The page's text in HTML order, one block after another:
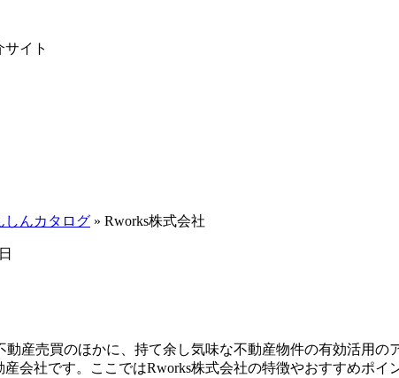
イト
しんカタログ » Rworks株式会社
産売買のほかに、持て余し気味な不動産物件の有効活用
会社です。ここではRworks株式会社の特徴やおすすめポイ